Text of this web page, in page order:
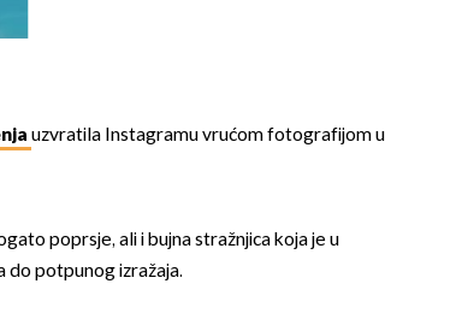
uzvratila Instagramu vrućom fotografijom u
poprsje, ali i bujna stražnjica koja je u
do potpunog izražaja.